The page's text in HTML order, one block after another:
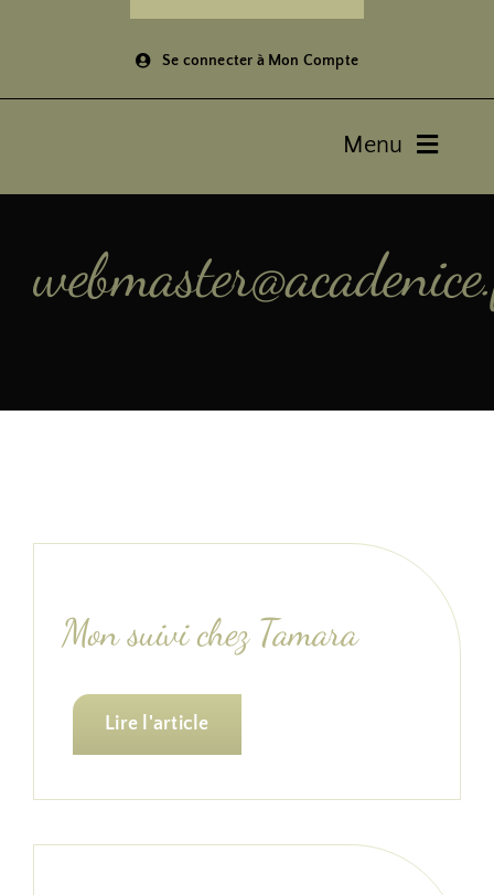
Se connecter à Mon Compte
Menu
La Boutique
Mon suivi chez Tamara
Lire l'article